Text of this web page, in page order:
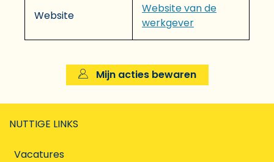
Website
Website van de
werkgever
Mijn acties bewaren
NUTTIGE LINKS
Vacatures